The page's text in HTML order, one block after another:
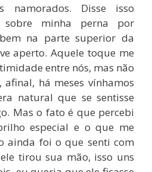
namorados. Disse isso
minha perna por
na parte superior da
aperto. Aquele toque me
entre nós, mas não
há meses vínhamos
natural que se sentisse
Mas o fato é que percebi
especial e o que me
ainda foi o que senti com
tirou sua mão, isso uns